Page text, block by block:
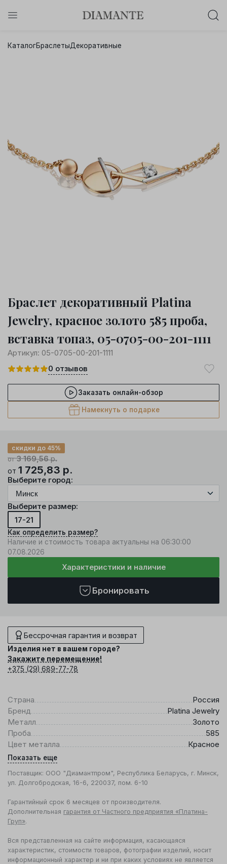
Осталось:
КаталогБраслетыДекоративные
Браслет декоративный Platina
Jewelry, красное золото 585 проба,
вставка топаз, 05-0705-00-201-1111
Артикул: 05-0705-00-201-1111
0 отзывов
Заказать онлайн-обзор
Намекнуть о подарке
от3 169,56р.
скидки до 45%
от 1 725,83 р.
Выберите город:
Выберите размер:
17-21
Как определить размер?
Наличие и стоимость товара актуальны на 06:30:00
07.08.2026
Характеристики и наличие
Бронировать
Бессрочная гарантия и возврат
Изделия нет в вашем городе?
Закажите перемещение!
+375 (29) 689-77-78
Страна
Россия
Бренд
Platina Jewelry
Металл
Золото
Проба
585
Цвет металла
Красное
Показать еще
Поставщик: ООО "Диамантпром", Республика Беларусь, г. Минск,
ул. Долгобродская, 16-6, 220037, пом. 6-10
Гарантийный срок 6 месяцев от производителя.
Дополнительная гарантия от Частного предприятия «Платина-
Груп».
Вся представленная на сайте информация, касающаяся
характеристик, стоимости товаров, фотографии изделий, носит
информационный характер и ни при каких условиях не является